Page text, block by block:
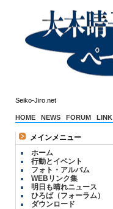
Seiko-Jiro.net
HOME NEWS FORUM LINK
メインメニュー
ホーム
行動とイベント
フォト・アルバム
WEBリンク集
明日も晴れニュース
ひろば（フォーラム）
ダウンロード